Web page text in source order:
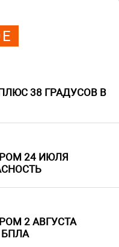
38 ГРАДУСОВ В
24 ИЮЛЯ
2 АВГУСТА
БПЛА